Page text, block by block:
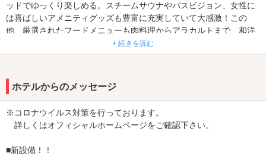
ッドでゆっくり楽しめる。スチームサウナやバスビジョン、女性に
は喜ばしいアメニティグッズも豊富に充実していて大感激！この
他、厳選されたフードメニューも肉料理からアラカルトまで、和洋
中も楽しめる。西武球場からも近く、県道55号へアクセスすれば武
蔵村山市や、国道463号接続で狭山・入間方面からもアクセスが可
+ 続きを読む
ホテルからのメッセージ
※コロナウイルス対策を行っております。
詳しくはオフィシャルホームページをご確認下さい。
■新設備！！